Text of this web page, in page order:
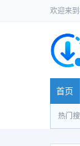
欢迎来到
首页
热门搜